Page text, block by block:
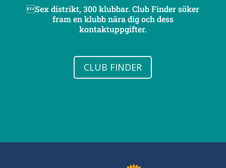
Sex distrikt, 300 klubbar. Club Finder söker
fram en klubb nära dig och dess
kontaktuppgifter.
CLUB FINDER